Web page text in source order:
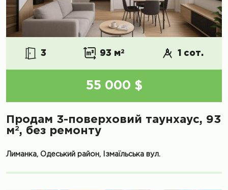
3 93 м2 1 сот.
55 000 $
Продам 3-поверховий таунхаус, 93
м2, без ремонту
Лиманка, Одеський район, Ізмаїльська вул.